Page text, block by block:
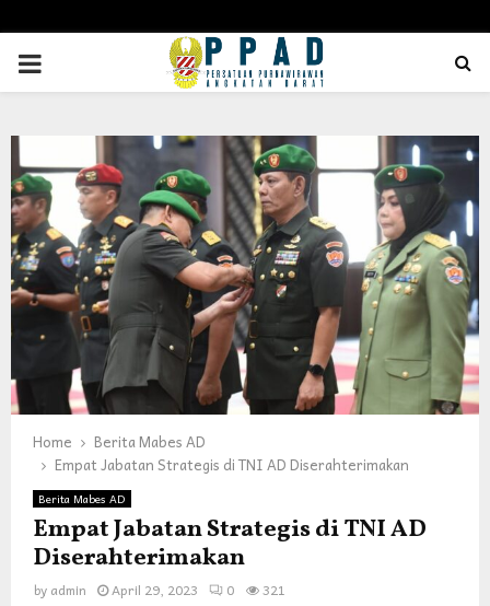
PRIMARY
Home
Berita Mabes AD
Empat Jabatan Strategis di TNI AD Diserahterimakan
Berita Mabes AD
Empat Jabatan Strategis di TNI AD
Diserahterimakan
by admin April 29, 2023 0 321